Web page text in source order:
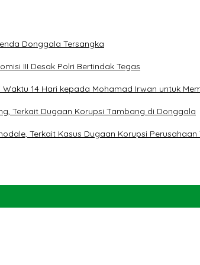
Donggala Tersangka
III Desak Polri Bertindak Tegas
14 Hari kepada Mohamad Irwan untuk
Terkait Dugaan Korupsi Tambang di Donggala
Terkait Kasus Dugaan Korupsi